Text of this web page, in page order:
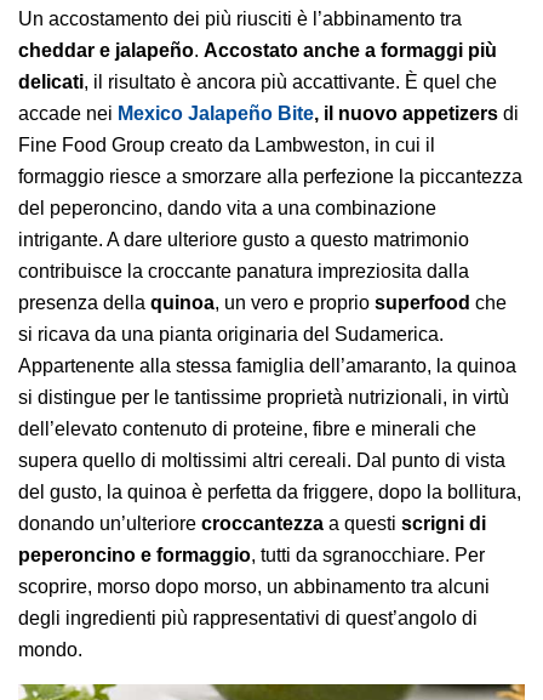
Un accostamento dei più riusciti è l’abbinamento tra
cheddar e jalapeño. Accostato anche a formaggi più
delicati, il risultato è ancora più accattivante. È quel che
accade nei Mexico Jalapeño Bite, il nuovo appetizers di
Fine Food Group creato da Lambweston, in cui il
formaggio riesce a smorzare alla perfezione la piccantezza
del peperoncino, dando vita a una combinazione
intrigante. A dare ulteriore gusto a questo matrimonio
contribuisce la croccante panatura impreziosita dalla
presenza della quinoa, un vero e proprio superfood che
si ricava da una pianta originaria del Sudamerica.
Appartenente alla stessa famiglia dell’amaranto, la quinoa
si distingue per le tantissime proprietà nutrizionali, in virtù
dell’elevato contenuto di proteine, fibre e minerali che
supera quello di moltissimi altri cereali. Dal punto di vista
del gusto, la quinoa è perfetta da friggere, dopo la bollitura,
donando un’ulteriore croccantezza a questi scrigni di
peperoncino e formaggio, tutti da sgranocchiare. Per
scoprire, morso dopo morso, un abbinamento tra alcuni
degli ingredienti più rappresentativi di quest’angolo di
mondo.